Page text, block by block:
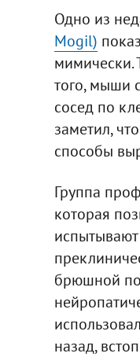
Одно из
Mogil)
мимически.
того, мыши
сосед по
заметил,
способы
Группа
которая
брюшной
назад,